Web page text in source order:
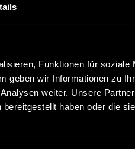
Funktionen für soziale
geben wir Informationen zu
weiter. Unsere
haben oder die